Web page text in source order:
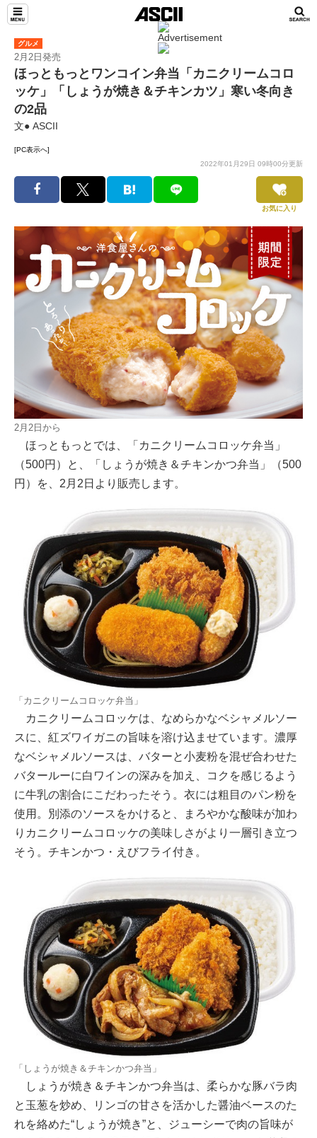
グルメ
2月2日発売
ほっともっとワンコイン弁当「カニクリームコロ
ッケ」「しょうが焼き＆チキンカツ」寒い冬向き
の2品
文● ASCII
[PC表示へ]
2022年01月29日 09時00分更新
お気に入り
2月2日から
ほっともっとでは、「カニクリームコロッケ弁当」
（500円）と、「しょうが焼き＆チキンかつ弁当」（500
円）を、2月2日より販売します。
「カニクリームコロッケ弁当」
カニクリームコロッケは、なめらかなベシャメルソー
スに、紅ズワイガニの旨味を溶け込ませています。濃厚
なベシャメルソースは、バターと小麦粉を混ぜ合わせた
バタールーに白ワインの深みを加え、コクを感じるよう
に牛乳の割合にこだわったそう。衣には粗目のパン粉を
使用。別添のソースをかけると、まろやかな酸味が加わ
りカニクリームコロッケの美味しさがより一層引き立つ
そう。チキンかつ・えびフライ付き。
「しょうが焼き＆チキンかつ弁当」
しょうが焼き＆チキンかつ弁当は、柔らかな豚バラ肉
と玉葱を炒め、リンゴの甘さを活かした醤油ベースのた
れを絡めた“しょうが焼き”と、ジューシーで肉の旨味が